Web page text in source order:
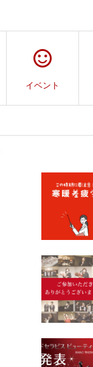
イベント